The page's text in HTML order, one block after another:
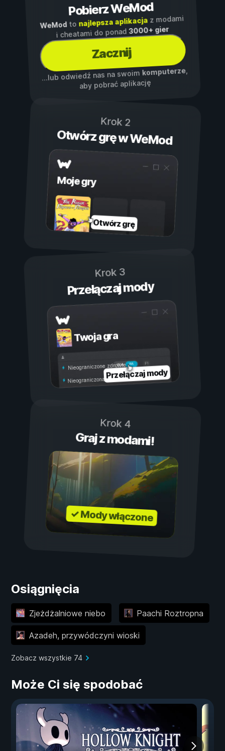
Pobierz WeMod
WeModto najlepsza aplikacjaz modami
i cheatami do ponad3000+ gier
Zacznij
...lub odwiedź nas na swoim komputerze,
aby pobrać aplikację
Krok 2
Otwórz grę w WeMod
Moje gry
Otwórz grę
Krok 3
Przełączaj mody
Twoja gra
Wł.
Wył.
Nieograniczone zdrowie
Nieograniczona wytrzymałość
Przełączaj mody
Krok 4
Graj z modami!
✓ Mody włączone
Osiągnięcia
Zjeżdżalniowe niebo Paachi Roztropna
Azadeh, przywódczyni wioski
Zobacz wszystkie 74
Może Ci się spodobać